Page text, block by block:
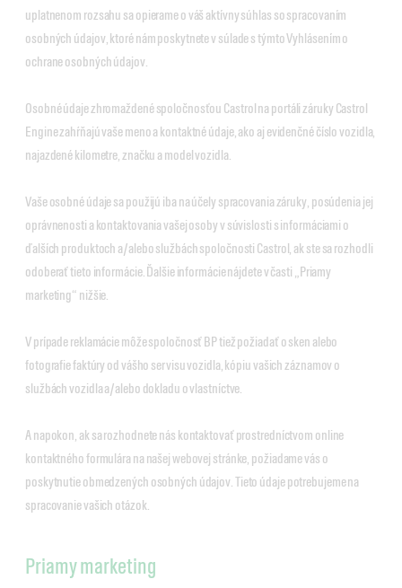
uplatnenom rozsahu sa opierame o váš aktívny súhlas so spracovaním
osobných údajov, ktoré nám poskytnete v súlade s týmto Vyhlásením o
ochrane osobných údajov.
Osobné údaje zhromaždené spoločnosťou Castrol na portáli záruky Castrol
Engine zahŕňajú vaše meno a kontaktné údaje, ako aj evidenčné číslo vozidla,
najazdené kilometre, značku a model vozidla.
Vaše osobné údaje sa použijú iba na účely spracovania záruky, posúdenia jej
oprávnenosti a kontaktovania vašej osoby v súvislosti s informáciami o
ďalších produktoch a/alebo službách spoločnosti Castrol, ak ste sa rozhodli
odoberať tieto informácie. Ďalšie informácie nájdete v časti „Priamy
marketing“ nižšie.
V prípade reklamácie môže spoločnosť BP tiež požiadať o sken alebo
fotografie faktúry od vášho servisu vozidla, kópiu vašich záznamov o
službách vozidla a/alebo dokladu o vlastníctve.
A napokon, ak sa rozhodnete nás kontaktovať prostredníctvom online
kontaktného formulára na našej webovej stránke, požiadame vás o
poskytnutie obmedzených osobných údajov. Tieto údaje potrebujeme na
spracovanie vašich otázok.
Priamy marketing